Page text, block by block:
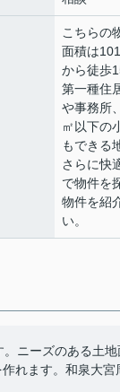
こちらの
面積は
から徒歩
第一種住
や事務所
㎡以下の
もできる
さらに快
で物件を
物件を紹
い。
ニーズのある土
れます。和泉大宮